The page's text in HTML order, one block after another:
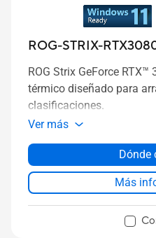
ROG-STRIX-
ROG Strix GeForce
térmico diseñado para
clasificaciones.
Ver más
Dónde
Más